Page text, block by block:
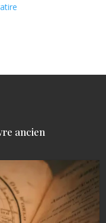
ancien